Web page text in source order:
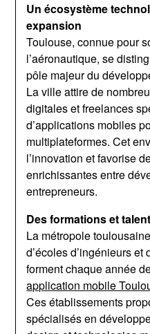
Un écosystème
expansion
Toulouse, connue pour
l’aéronautique, se
pôle majeur du
La ville attire de
digitales et freelances
d’applications mobiles
multiplateformes. Cet
l’innovation et favorise
enrichissantes entre
entrepreneurs.
Des formations et
La métropole
d’écoles d’ingénieurs et
forment chaque année
application mobile
Ces établissements
spécialisés en